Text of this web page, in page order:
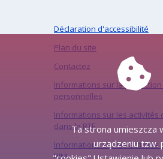
Déclaration d'accessibilité
Plan du site
Contactez
Informations sur la
personnelles
Informations sur les activités
dans le RTE
Informations sur les activités
PJM
Ta strona umieszcza
urządzeniu tzw.